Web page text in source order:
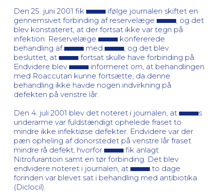
Den 25. juni 2001 fik
ifølge journalen skiftet en
gennemsivet forbinding af reservelæge
, og det
blev konstateret, at der fortsat ikke var tegn på
infektion. Reservelæge
konfererede
behandling af
med
, og det blev
besluttet, at
fortsat skulle have forbinding på.
Endvidere blev
informeret om, at behandlingen
med Roaccutan kunne fortsætte, da denne
behandling ikke havde nogen indvirkning på
defekten på venstre lår.
Den 4. juli 2001 blev det noteret i journalen, at
s
underarme var fuldstændigt ophelede fraset to
mindre ikke infektiøse defekter. Endvidere var der
pæn opheling af donorstedet på venstre lår fraset
mindre rå defekt, hvorfor
fik anlagt
Nitrofurantoin samt en tør forbinding. Det blev
endvidere noteret i journalen, at
to dage
forinden var blevet sat i behandling med antibiotika
(Diclocil).